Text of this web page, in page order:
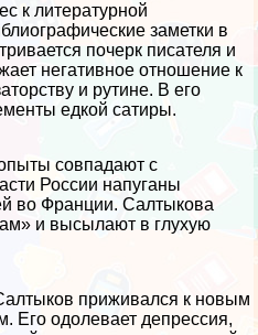
к литературной
заметки в
почерк писателя и
негативное отношение к
и рутине. В его
едкой сатиры.
совпадают с
России напуганы
во Франции. Салтыкова
и высылают в глухую
приживался к новым
Его одолевает депрессия,